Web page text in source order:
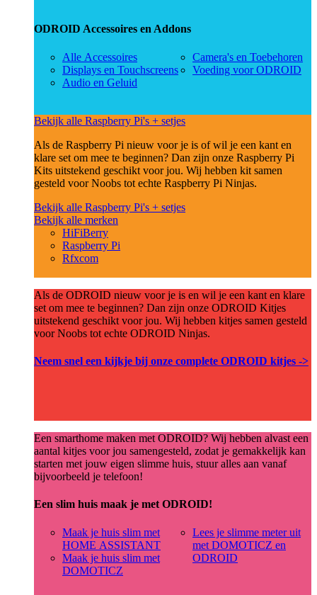
ODROID Accessoires en Addons
Alle Accessoires
Displays en Touchscreens
Audio en Geluid
Camera's en Toebehoren
Voeding voor ODROID
Bekijk alle Raspberry Pi's + setjes
Als de Raspberry Pi nieuw voor je is of wil je een kant en
klare set om mee te beginnen? Dan zijn onze Raspberry Pi
Kits uitstekend geschikt voor jou. Wij hebben kit samen
gesteld voor Noobs tot echte Raspberry Pi Ninjas.
Bekijk alle Raspberry Pi's + setjes
Bekijk alle merken
HiFiBerry
Raspberry Pi
Rfxcom
Als de ODROID nieuw voor je is en wil je een kant en klare
set om mee te beginnen? Dan zijn onze ODROID Kitjes
uitstekend geschikt voor jou. Wij hebben kitjes samen gesteld
voor Noobs tot echte ODROID Ninjas.
Neem snel een kijkje bij onze complete ODROID kitjes ->
Een smarthome maken met ODROID? Wij hebben alvast een
aantal kitjes voor jou samengesteld, zodat je gemakkelijk kan
starten met jouw eigen slimme huis, stuur alles aan vanaf
bijvoorbeeld je telefoon!
Een slim huis maak je met ODROID!
Maak je huis slim met
HOME ASSISTANT
Maak je huis slim met
DOMOTICZ
Lees je slimme meter uit
met DOMOTICZ en
ODROID